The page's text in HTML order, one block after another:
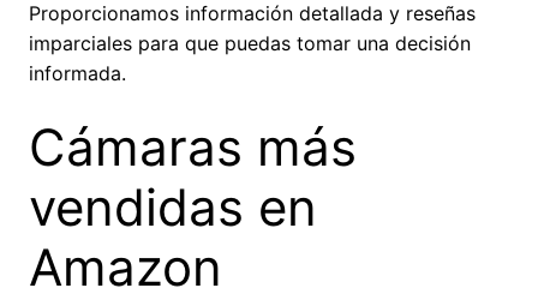
Proporcionamos información detallada y reseñas
imparciales para que puedas tomar una decisión
informada.
Cámaras más
vendidas en
Amazon